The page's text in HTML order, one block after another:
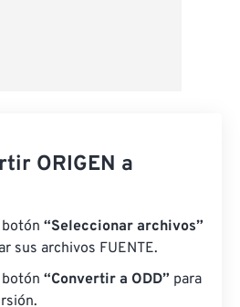
ORIGEN a
“Seleccionar archivos”
sus archivos FUENTE.
“Convertir a ODD” para